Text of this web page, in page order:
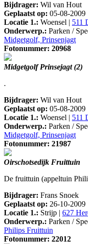
Bijdrager: Wil van Hout
Geplaatst op: 05-08-2009
Locatie 1.: Woensel | 511
Onderwerp.: Parken /
Midgetgolf, Prinsenjagt
Fotonummer: 20968
Midgetgolf Prinsejagt (2)
.
Bijdrager: Wil van Hout
Geplaatst op: 05-08-2009
Locatie 1.: Woensel | 511
Onderwerp.: Parken /
Midgetgolf, Prinsenjagt
Fotonummer: 21987
Oirschotsedijk Fruittuin
De fruittuin (appeltuin
Bijdrager: Frans Snoek
Geplaatst op: 26-10-2009
Locatie 1.: Strijp | 627
Onderwerp.: Parken /
Philips Fruittuin
Fotonummer: 22012